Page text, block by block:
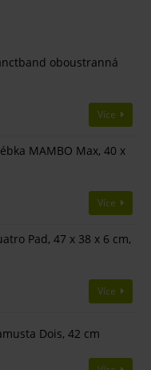
oboustranná
Více
MAMBO Max, 40 x
Více
Pad, 47 x 38 x 6 cm,
Více
Dois, 42 cm